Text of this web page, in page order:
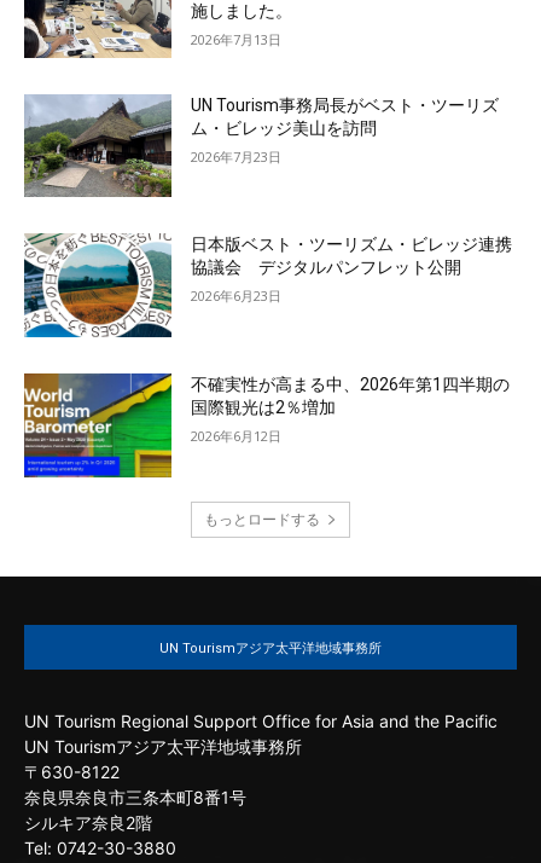
施しました。
2026年7月13日
UN Tourism事務局長がベスト・ツーリズ
ム・ビレッジ美山を訪問
2026年7月23日
日本版ベスト・ツーリズム・ビレッジ連携
協議会 デジタルパンフレット公開
2026年6月23日
不確実性が高まる中、2026年第1四半期の
国際観光は2％増加
2026年6月12日
もっとロードする
UN Tourismアジア太平洋地域事務所
UN Tourism Regional Support Office for Asia and the Pacific
UN Tourismアジア太平洋地域事務所
〒630-8122
奈良県奈良市三条本町8番1号
シルキア奈良2階
Tel: 0742-30-3880